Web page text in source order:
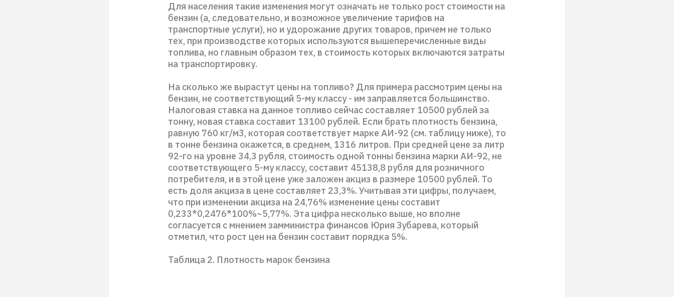
Для населения такие изменения могут означать не только рост стоимости на
бензин (а, следовательно, и возможное увеличение тарифов на
транспортные услуги), но и удорожание других товаров, причем не только
тех, при производстве которых используются вышеперечисленные виды
топлива, но главным образом тех, в стоимость которых включаются затраты
на транспортировку.
На сколько же вырастут цены на топливо? Для примера рассмотрим цены на
бензин, не соответствующий 5-му классу - им заправляется большинство.
Налоговая ставка на данное топливо сейчас составляет 10500 рублей за
тонну, новая ставка составит 13100 рублей. Если брать плотность бензина,
равную 760 кг/м3, которая соответствует марке АИ-92 (см. таблицу ниже), то
в тонне бензина окажется, в среднем, 1316 литров. При средней цене за литр
92-го на уровне 34,3 рубля, стоимость одной тонны бензина марки АИ-92, не
соответствующего 5-му классу, составит 45138,8 рубля для розничного
потребителя, и в этой цене уже заложен акциз в размере 10500 рублей. То
есть доля акциза в цене составляет 23,3%. Учитывая эти цифры, получаем,
что при изменении акциза на 24,76% изменение цены составит
0,233*0,2476*100%~5,77%. Эта цифра несколько выше, но вполне
согласуется с мнением замминистра финансов Юрия Зубарева, который
отметил, что рост цен на бензин составит порядка 5%.
Таблица 2. Плотность марок бензина